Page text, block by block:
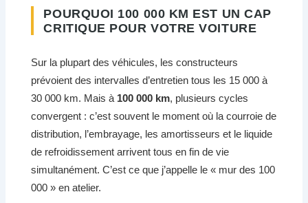
POURQUOI 100 000 KM EST UN CAP
CRITIQUE POUR VOTRE VOITURE
Sur la plupart des véhicules, les constructeurs
prévoient des intervalles d’entretien tous les 15 000 à
30 000 km. Mais à 100 000 km, plusieurs cycles
convergent : c’est souvent le moment où la courroie de
distribution, l’embrayage, les amortisseurs et le liquide
de refroidissement arrivent tous en fin de vie
simultanément. C’est ce que j’appelle le « mur des 100
000 » en atelier.